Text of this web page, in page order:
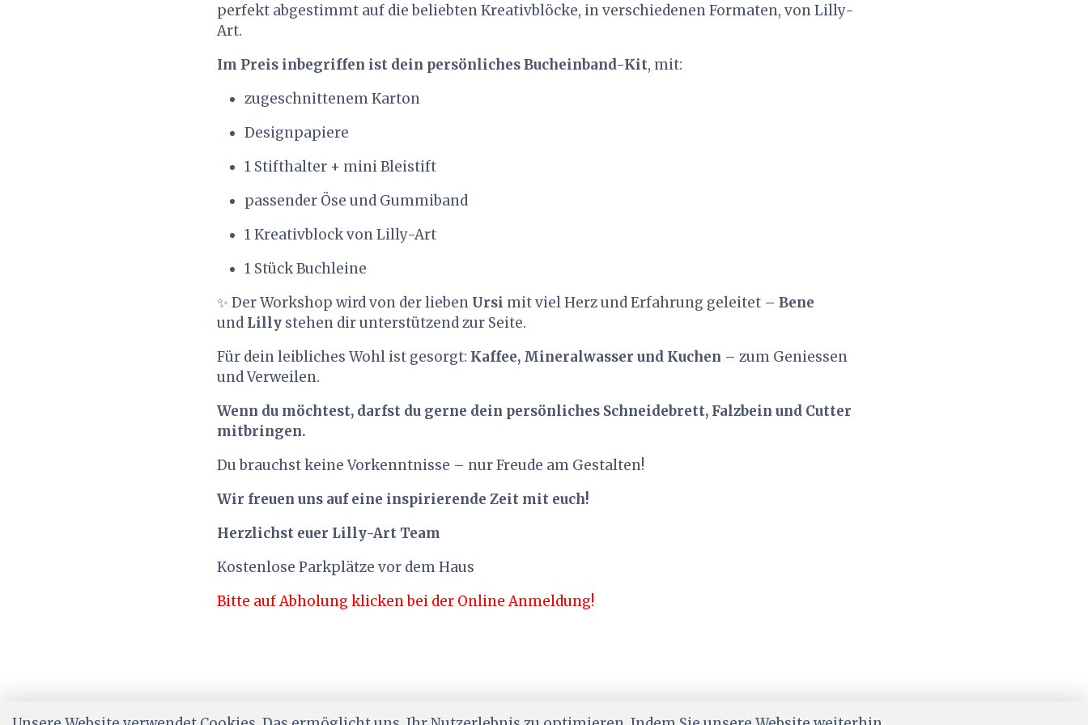
perfekt abgestimmt auf die beliebten Kreativblöcke, in verschiedenen Formaten, von Lilly-
Art.
Im Preis inbegriffen ist dein persönliches Bucheinband-Kit, mit:
zugeschnittenem Karton
Designpapiere
1 Stifthalter + mini Bleistift
passender Öse und Gummiband
1 Kreativblock von Lilly-Art
1 Stück Buchleine
✨ Der Workshop wird von der lieben Ursi mit viel Herz und Erfahrung geleitet – Bene
und Lillystehen dir unterstützend zur Seite.
Für dein leibliches Wohl ist gesorgt: Kaffee, Mineralwasser und Kuchen – zum Geniessen
und Verweilen.
Wenn du möchtest, darfst du gerne dein persönliches Schneidebrett, Falzbein und Cutter
mitbringen.
Du brauchst keine Vorkenntnisse – nur Freude am Gestalten!
Wir freuen uns auf eine inspirierende Zeit mit euch!
Herzlichst euer Lilly-Art Team
Kostenlose Parkplätze vor dem Haus
Bitte auf Abholung klicken bei der Online Anmeldung!